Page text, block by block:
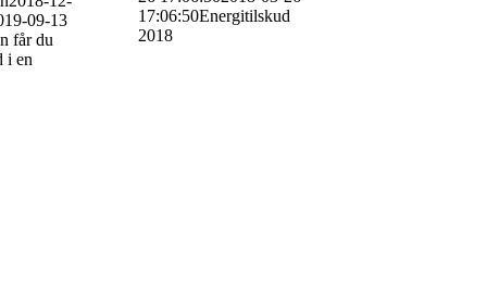
09-13
får du
i en
17:06:50Energitilskud
2018